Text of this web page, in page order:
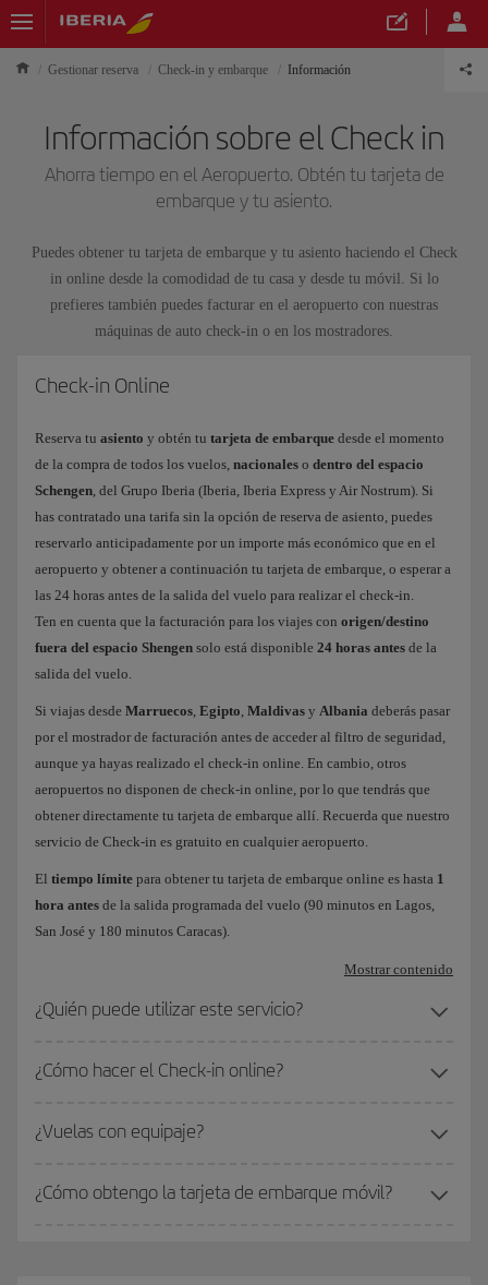
Gestionar reserva Check-in y embarque Información
Información sobre el Check in
Ahorra tiempo en el Aeropuerto. Obtén tu tarjeta de
embarque y tu asiento.
Puedes obtener tu tarjeta de embarque y tu asiento haciendo el Check
in online desde la comodidad de tu casa y desde tu móvil. Si lo
prefieres también puedes facturar en el aeropuerto con nuestras
máquinas de auto check-in o en los mostradores.
Check-in Online
Reserva tu asiento y obtén tu tarjeta de embarque desde el momento
de la compra de todos los vuelos, nacionales o dentro del espacio
Schengen, del Grupo Iberia (Iberia, Iberia Express y Air Nostrum). Si
has contratado una tarifa sin la opción de reserva de asiento, puedes
reservarlo anticipadamente por un importe más económico que en el
aeropuerto y obtener a continuación tu tarjeta de embarque, o esperar a
las 24 horas antes de la salida del vuelo para realizar el check-in.
Ten en cuenta que la facturación para los viajes con origen/destino
fuera del espacio Shengen solo está disponible 24 horas antes de la
salida del vuelo.
Si viajas desde Marruecos, Egipto, Maldivas y Albania deberás pasar
por el mostrador de facturación antes de acceder al filtro de seguridad,
aunque ya hayas realizado el check-in online. En cambio, otros
aeropuertos no disponen de check-in online, por lo que tendrás que
obtener directamente tu tarjeta de embarque allí. Recuerda que nuestro
servicio de Check-in es gratuito en cualquier aeropuerto.
El tiempo límite para obtener tu tarjeta de embarque online es hasta 1
hora antes de la salida programada del vuelo (90 minutos en Lagos,
San José y 180 minutos Caracas).
Mostrar contenido
¿Quién puede utilizar este servicio?
¿Cómo hacer el Check-in online?
¿Vuelas con equipaje?
¿Cómo obtengo la tarjeta de embarque móvil?